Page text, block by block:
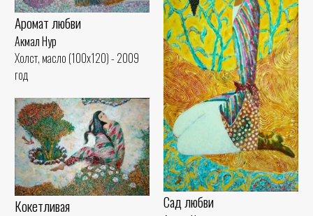
Аромат любви
Акмал Нур
Холст, масло (100x120) - 2009
год
Сад любви
Кокетливая